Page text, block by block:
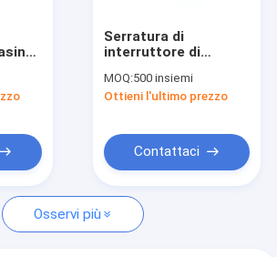
piane della camma
camma della chiave primaria
distributore automatico
a chiave
Serratura di
interruttore di
tubolare di grande
sicurezza
MOQ:500 insiemi
Ottieni l'ultimo prezzo
Contattaci
Osservi più